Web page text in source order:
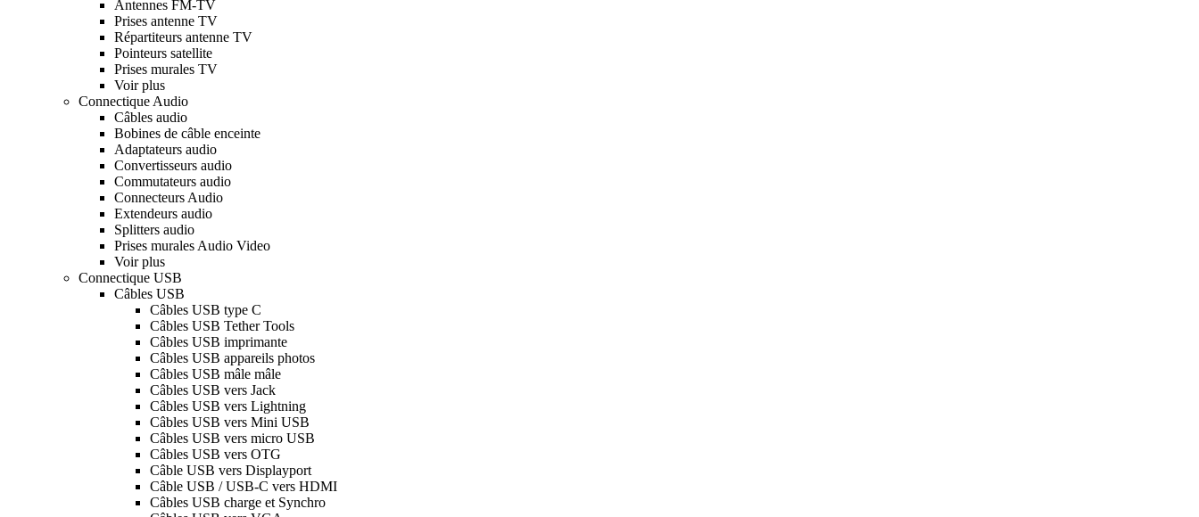
Antennes FM-TV
Prises antenne TV
Répartiteurs antenne TV
Pointeurs satellite
Prises murales TV
Voir plus
Connectique Audio
Câbles audio
Bobines de câble enceinte
Adaptateurs audio
Convertisseurs audio
Commutateurs audio
Connecteurs Audio
Extendeurs audio
Splitters audio
Prises murales Audio Video
Voir plus
Connectique USB
Câbles USB
Câbles USB type C
Câbles USB Tether Tools
Câbles USB imprimante
Câbles USB appareils photos
Câbles USB mâle mâle
Câbles USB vers Jack
Câbles USB vers Lightning
Câbles USB vers Mini USB
Câbles USB vers micro USB
Câbles USB vers OTG
Câble USB vers Displayport
Câble USB / USB-C vers HDMI
Câbles USB charge et Synchro